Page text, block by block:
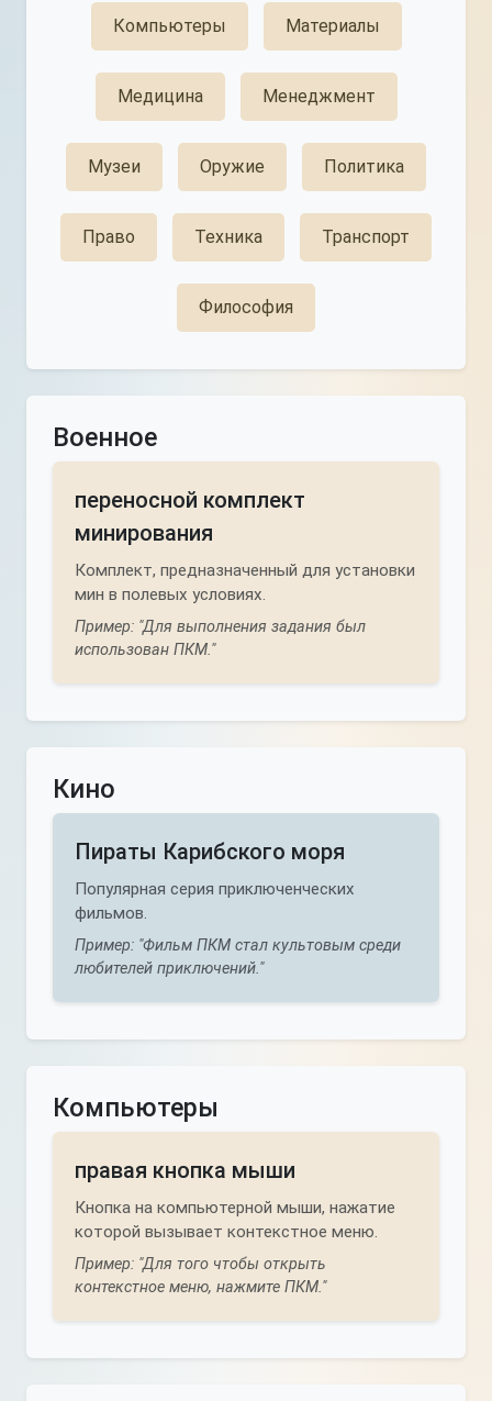
Компьютеры Материалы
Медицина Менеджмент
Музеи Оружие Политика
Право Техника Транспорт
Философия
Военное
переносной комплект
минирования
Комплект, предназначенный для установки
мин в полевых условиях.
Пример: "Для выполнения задания был
использован ПКМ."
Кино
Пираты Карибского моря
Популярная серия приключенческих
фильмов.
Пример: "Фильм ПКМ стал культовым среди
любителей приключений."
Компьютеры
правая кнопка мыши
Кнопка на компьютерной мыши, нажатие
которой вызывает контекстное меню.
Пример: "Для того чтобы открыть
контекстное меню, нажмите ПКМ."